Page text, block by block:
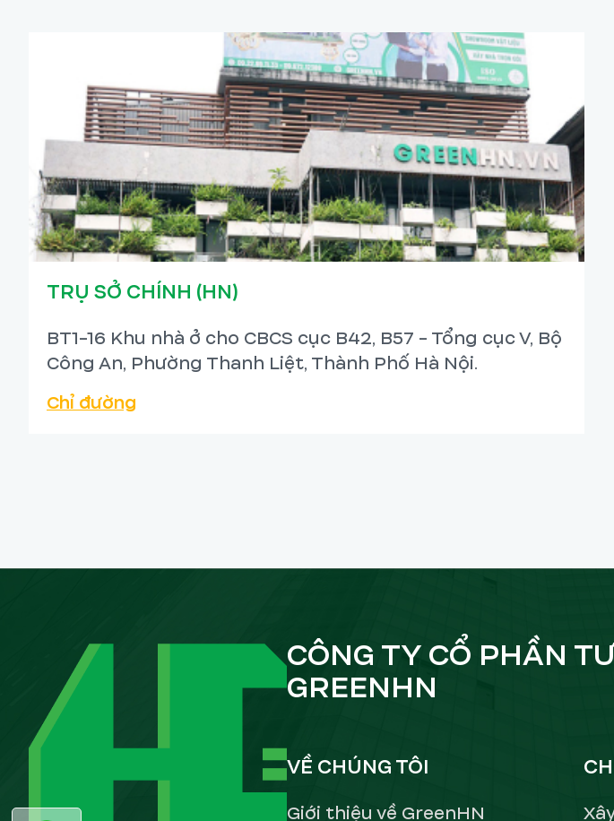
TRỤ SỞ CHÍNH (HN)
BT1-16 Khu nhà ở cho CBCS cục B42, B57 - Tổng cục V, Bộ
Công An, Phường Thanh Liệt, Thành Phố Hà Nội.
Chỉ đường
CÔNG TY CỔ PHẦN
GREENHN
VỀ CHÚNG TÔI
Giới thiệu về GreenHN